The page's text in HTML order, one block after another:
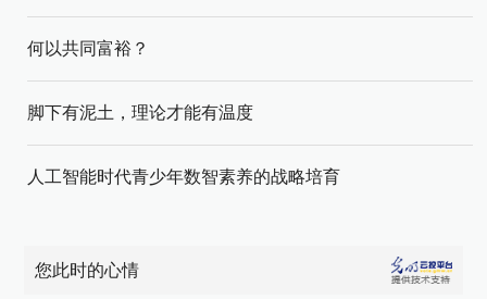
何以共同富裕？
脚下有泥土，理论才能有温度
人工智能时代青少年数智素养的战略培育
您此时的心情